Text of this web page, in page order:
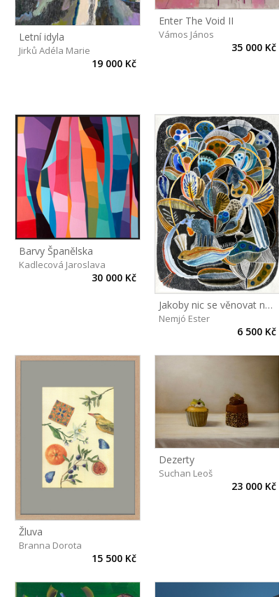
Letní idyla
Jirků Adéla Marie
19 000 Kč
Enter The Void II
Vámos János
35 000 Kč
Barvy Španělska
Kadlecová Jaroslava
30 000 Kč
Jakoby nic se věnovat normálnímu životu
Nemjó Ester
6 500 Kč
Žluva
Branna Dorota
15 500 Kč
Dezerty
Suchan Leoš
23 000 Kč